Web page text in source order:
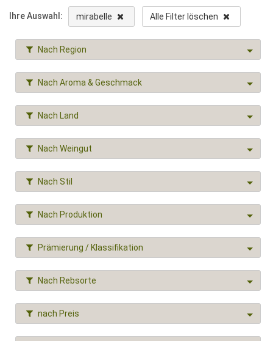
Ihre Auswahl: mirabelle Alle Filter löschen
Nach Region
Nach Aroma & Geschmack
Nach Land
Nach Weingut
Nach Stil
Nach Produktion
Prämierung / Klassifikation
Nach Rebsorte
nach Preis